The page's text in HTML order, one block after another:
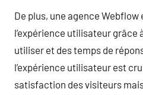
De plus, une agence
l’expérience utilisateur grâce
utiliser et des temps de
l’expérience utilisateur est
satisfaction des visiteurs